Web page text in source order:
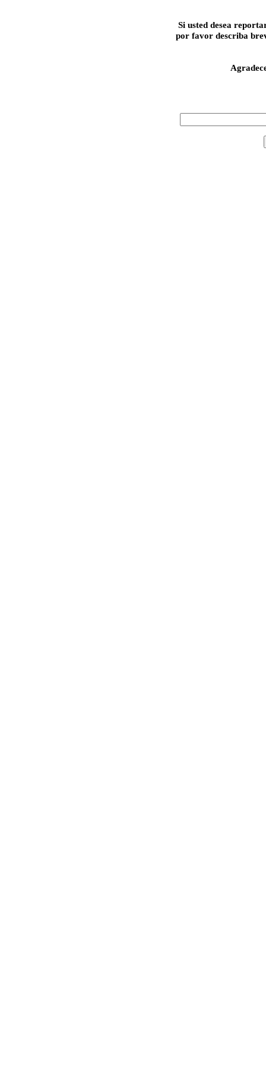
Si usted desea
por favor describa